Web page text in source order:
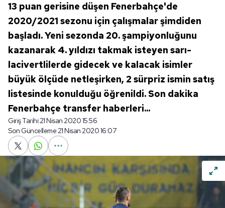
13 puan gerisine düşen Fenerbahçe'de
2020/2021 sezonu için çalışmalar şimdiden
başladı. Yeni sezonda 20. şampiyonluğunu
kazanarak 4. yıldızı takmak isteyen sarı-
lacivertlilerde gidecek ve kalacak isimler
büyük ölçüde netleşirken, 2 sürpriz ismin satış
listesinde konulduğu öğrenildi. Son dakika
Fenerbahçe transfer haberleri...
Giriş Tarihi:21 Nisan 2020 15:56
Son Güncelleme:21 Nisan 2020 16:07